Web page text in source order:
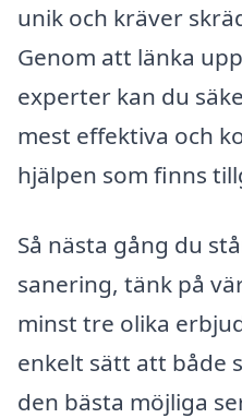
unik och kräver
Genom att länka
experter kan du
mest effektiva och
hjälpen som finns
Så nästa gång du
sanering, tänk på
minst tre olika
enkelt sätt att både
den bästa möjliga